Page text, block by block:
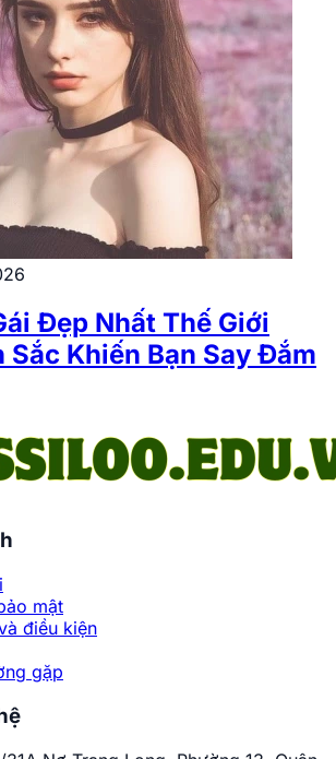
Đẹp Nhất Thế Giới
Sắc Khiến Bạn Say Đắm
mật
điều kiện
gặp